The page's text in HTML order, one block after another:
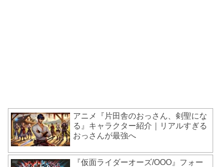
アニメ『片田舎のおっさん、剣聖にな
る』キャラクター紹介｜リアルすぎる
おっさんが最強へ
『仮面ライダーオーズ/OOO』フォー